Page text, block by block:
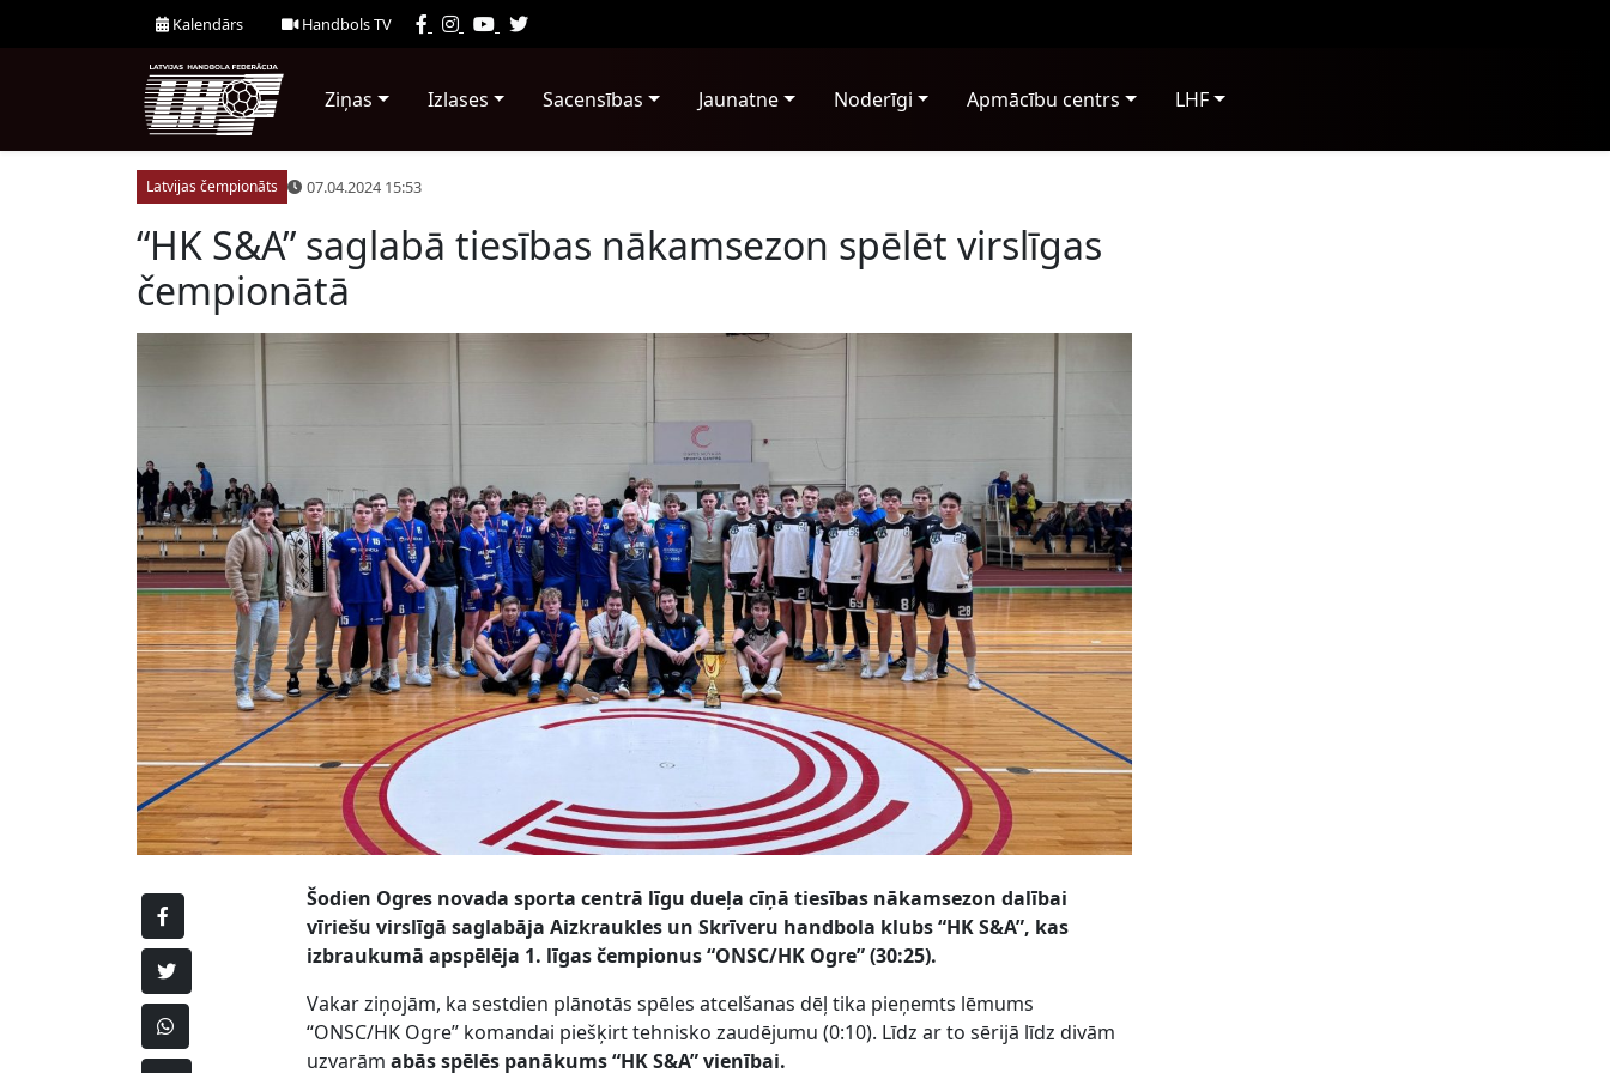
Kalendārs Handbols TV
Ziņas Izlases Sacensības Jaunatne Noderīgi Apmācību centrs LHF
Latvijas čempionāts 07.04.2024 15:53
“HK S&A” saglabā tiesības nākamsezon spēlēt virslīgas
čempionātā
Šodien Ogres novada sporta centrā līgu dueļa cīņā tiesības nākamsezon dalībai
vīriešu virslīgā saglabāja Aizkraukles un Skrīveru handbola klubs “HK S&A”, kas
izbraukumā apspēlēja 1. līgas čempionus “ONSC/HK Ogre” (30:25).
Vakar ziņojām, ka sestdien plānotās spēles atcelšanas dēļ tika pieņemts lēmums
“ONSC/HK Ogre” komandai piešķirt tehnisko zaudējumu (0:10). Līdz ar to sērijā līdz divām
uzvarām abās spēlēs panākums “HK S&A” vienībai.